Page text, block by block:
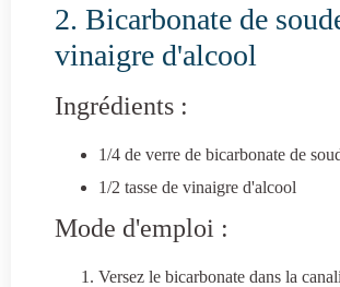
2. Bicarbonate de
vinaigre d'alcool
Ingrédients :
1/4 de verre de bicarbonate de
1/2 tasse de vinaigre d'alcool
Mode d'emploi :
Versez le bicarbonate dans la